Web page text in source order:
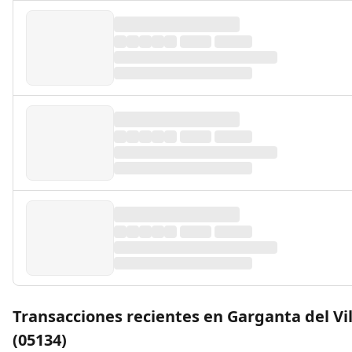
Transacciones recientes en Garganta del
(05134)